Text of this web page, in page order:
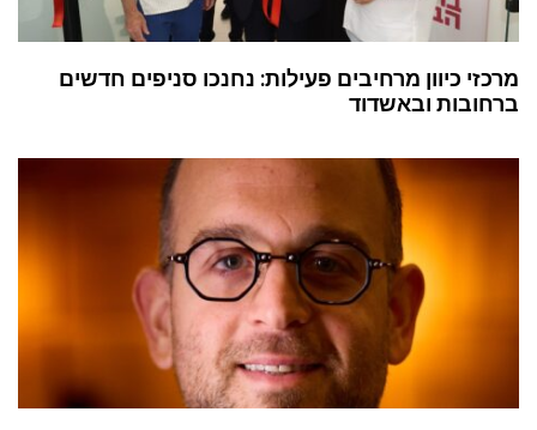
מרכזי כיוון מרחיבים פעילות: נחנכו סניפים חדשים
ברחובות ובאשדוד